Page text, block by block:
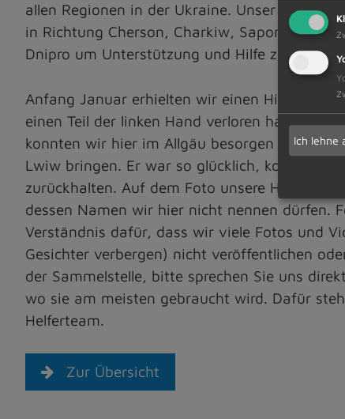
allen Regionen in der Ukraine. Unser Helfer
in Richtung Cherson, Charkiw,
Dnipro um Unterstützung und Hilfe zu leisten
Anfang Januar erhielten wir einen Hilferuf für
einen Teil der linken Hand verloren hat. Den
konnten wir hier im Allgäu besorgen und
Lwiw bringen. Er war so glücklich, konnte die
zurückhalten. Auf dem Foto unsere Helferin
dessen Namen wir hier nicht nennen dürfen.
Verständnis dafür, dass wir viele Fotos und
Gesichter verbergen) nicht veröffentlichen
der Sammelstelle, bitte sprechen Sie uns
wo sie am meisten gebraucht wird. Dafür
Helferteam.
Zur Übersicht
Ich lehne